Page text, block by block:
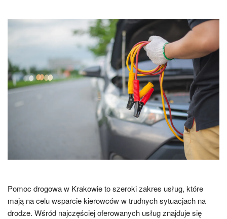
Pomoc drogowa w Krakowie to szeroki zakres usług, które
mają na celu wsparcie kierowców w trudnych sytuacjach na
drodze. Wśród najczęściej oferowanych usług znajduje się